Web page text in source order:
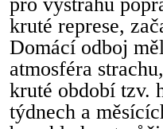
kruté represe,
Domácí odboj
atmosféra
kruté období tzv.
týdnech a